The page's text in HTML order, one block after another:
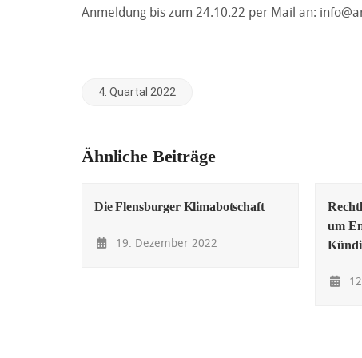
Anmeldung bis zum 24.10.22 per Mail an:
4. Quartal 2022
Ähnliche Beiträge
Die Flensburger Klimabotschaft
19. Dezember 2022
um